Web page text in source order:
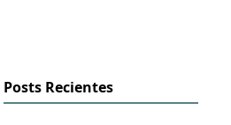
Posts Recientes